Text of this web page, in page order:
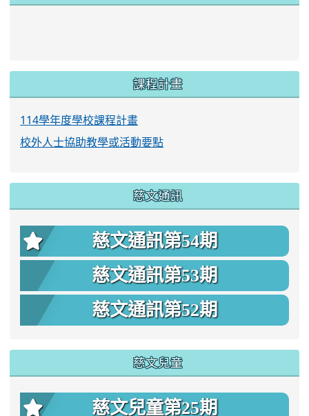
課程計畫
114學年度學校課程計畫
校外人士協助教學或活動要點
慈文通訊
慈文通訊第54期
慈文通訊第53期
慈文通訊第52期
慈文兒童
慈文兒童第25期